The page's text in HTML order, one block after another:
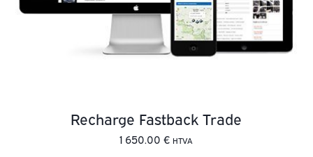
Recharge Fastback Trade
1 650.00 € HTVA